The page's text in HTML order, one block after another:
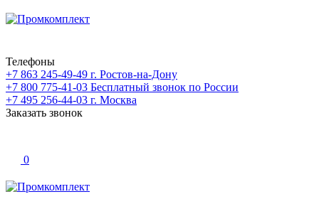
Телефоны
+7 863 245-49-49 г. Ростов-на-Дону
+7 800 775-41-03 Бесплатный звонок по России
+7 495 256-44-03 г. Москва
Заказать звонок
0